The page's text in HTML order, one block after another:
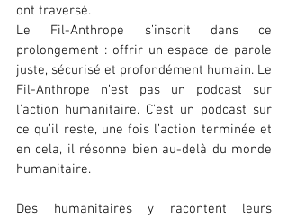
ont traversé.
Le Fil-Anthrope s’inscrit dans ce
prolongement : offrir un espace de parole
juste, sécurisé et profondément humain. Le
Fil-Anthrope n’est pas un podcast sur
l’action humanitaire. C’est un podcast sur
ce qu’il reste, une fois l’action terminée et
en cela, il résonne bien au-delà du monde
humanitaire.
Des humanitaires y racontent leurs